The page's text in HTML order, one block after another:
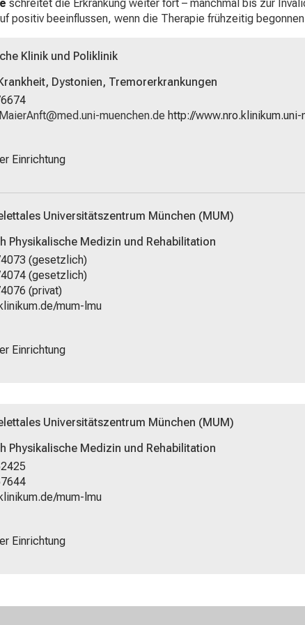
schreitet die Erkrankung weiter fort – manchmal bis zur
positiv beeinflussen, wenn die Therapie frühzeitig
Klinik und Poliklinik
Dystonien, Tremorerkrankungen
vimsful_vfiuyziuemi http://
Einrichtung
Universitätszentrum München (MUM)
Physikalische Medizin und Rehabilitation
(gesetzlich)
(gesetzlich)
(privat)
mum-lmu
Einrichtung
Universitätszentrum München (MUM)
Physikalische Medizin und Rehabilitation
mum-lmu
Einrichtung